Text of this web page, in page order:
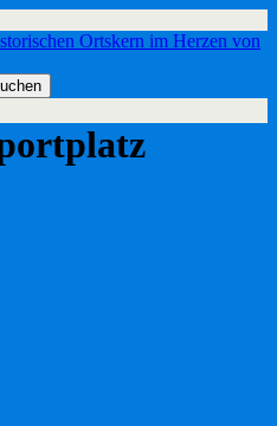
Ortskern im Herzen von